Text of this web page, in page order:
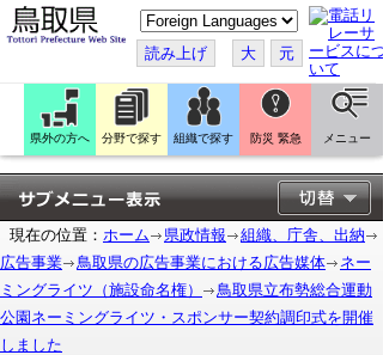
こ
の
ペ
ー
ジ
翻
訳
す
る
読み上げ 大 元
県外の方へ 分野で探す 組織で探す 防災 緊急 メニュー
現在の位置： ホーム 県政情報
組織、庁舎、出納
広告事業
鳥取県の広告事業における広告媒体
ネー
ミングライツ（施設命名権）
鳥取県立布勢総合運動
公園ネーミングライツ・スポンサー契約調印式を開催
しました